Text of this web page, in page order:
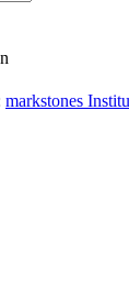
markstones